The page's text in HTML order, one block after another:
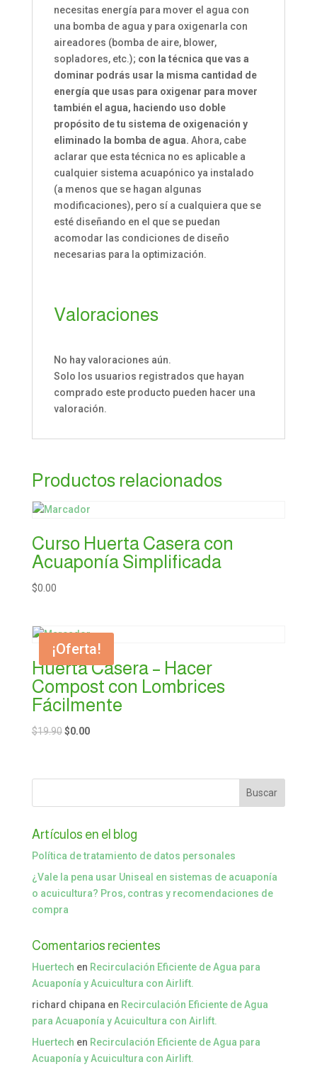
necesitas energía para mover el agua con
una bomba de agua y para oxigenarla con
aireadores (bomba de aire, blower,
sopladores, etc.); con la técnica que vas a
dominar podrás usar la misma cantidad de
energía que usas para oxigenar para mover
también el agua, haciendo uso doble
propósito de tu sistema de oxigenación y
eliminado la bomba de agua. Ahora, cabe
aclarar que esta técnica no es aplicable a
cualquier sistema acuapónico ya instalado
(a menos que se hagan algunas
modificaciones), pero sí a cualquiera que se
esté diseñando en el que se puedan
acomodar las condiciones de diseño
necesarias para la optimización.
Valoraciones
No hay valoraciones aún.
Solo los usuarios registrados que hayan
comprado este producto pueden hacer una
valoración.
Productos relacionados
Curso Huerta Casera con
Acuaponía Simplificada
$0.00
¡Oferta!
Huerta Casera – Hacer
Compost con Lombrices
Fácilmente
$19.90 $0.00
Artículos en el blog
Política de tratamiento de datos personales
¿Vale la pena usar Uniseal en sistemas de acuaponía
o acuicultura? Pros, contras y recomendaciones de
compra
Comentarios recientes
Huertech en Recirculación Eficiente de Agua para
Acuaponía y Acuicultura con Airlift.
richard chipana en Recirculación Eficiente de Agua
para Acuaponía y Acuicultura con Airlift.
Huertech en Recirculación Eficiente de Agua para
Acuaponía y Acuicultura con Airlift.